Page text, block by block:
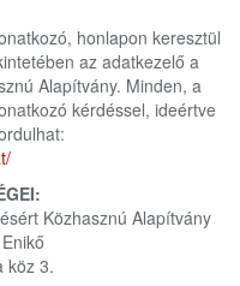
honlapon keresztül
az adatkezelő a
Alapítvány. Minden, a
kérdéssel, ideértve
Közhasznú Alapítvány
köz 3.